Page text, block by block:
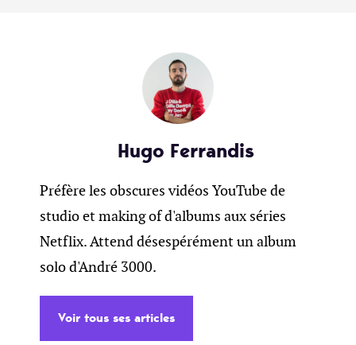
Hugo Ferrandis
Préfère les obscures vidéos YouTube de
studio et making of d'albums aux séries
Netflix. Attend désespérément un album
solo d'André 3000.
Voir tous ses articles